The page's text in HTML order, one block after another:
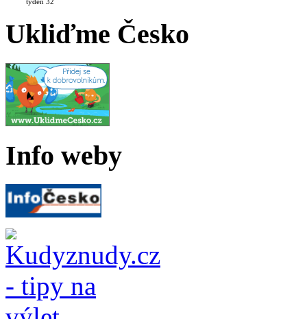
Ukliďme Česko
Info weby